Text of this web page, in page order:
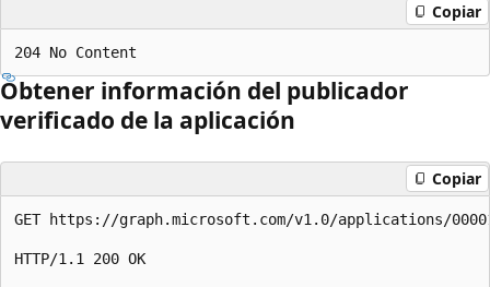
Copiar
Obtener información del publicador
verificado de la aplicación
Copiar
GET https://graph.microsoft.com/v1.0/applications/
HTTP/1.1 200 OK